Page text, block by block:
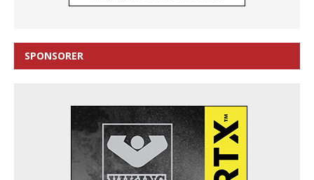
SPONSORER